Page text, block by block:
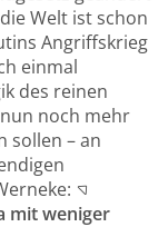
Welt ist schon
Angriffskrieg
einmal
des reinen
noch mehr
sollen – an
mit weniger